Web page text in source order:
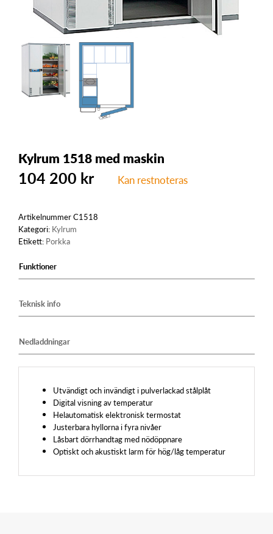
Kylrum 1518 med maskin
104 200 kr Kan restnoteras
ArtikelnummerC1518
Kategori: Kylrum
Etikett: Porkka
Funktioner
Teknisk info
Nedladdningar
Utvändigt och invändigt i pulverlackad stålplåt
Digital visning av temperatur
Helautomatisk elektronisk termostat
Justerbara hyllorna i fyra nivåer
Låsbart dörrhandtag med nödöppnare
Optiskt och akustiskt larm för hög/låg temperatur